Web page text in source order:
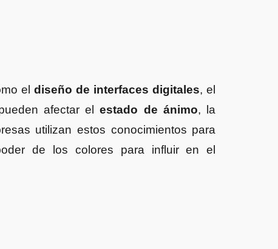
el diseño de interfaces digitales, el
afectar elestado de ánimo, la
utilizan estos conocimientos para
de los colores para influir en el